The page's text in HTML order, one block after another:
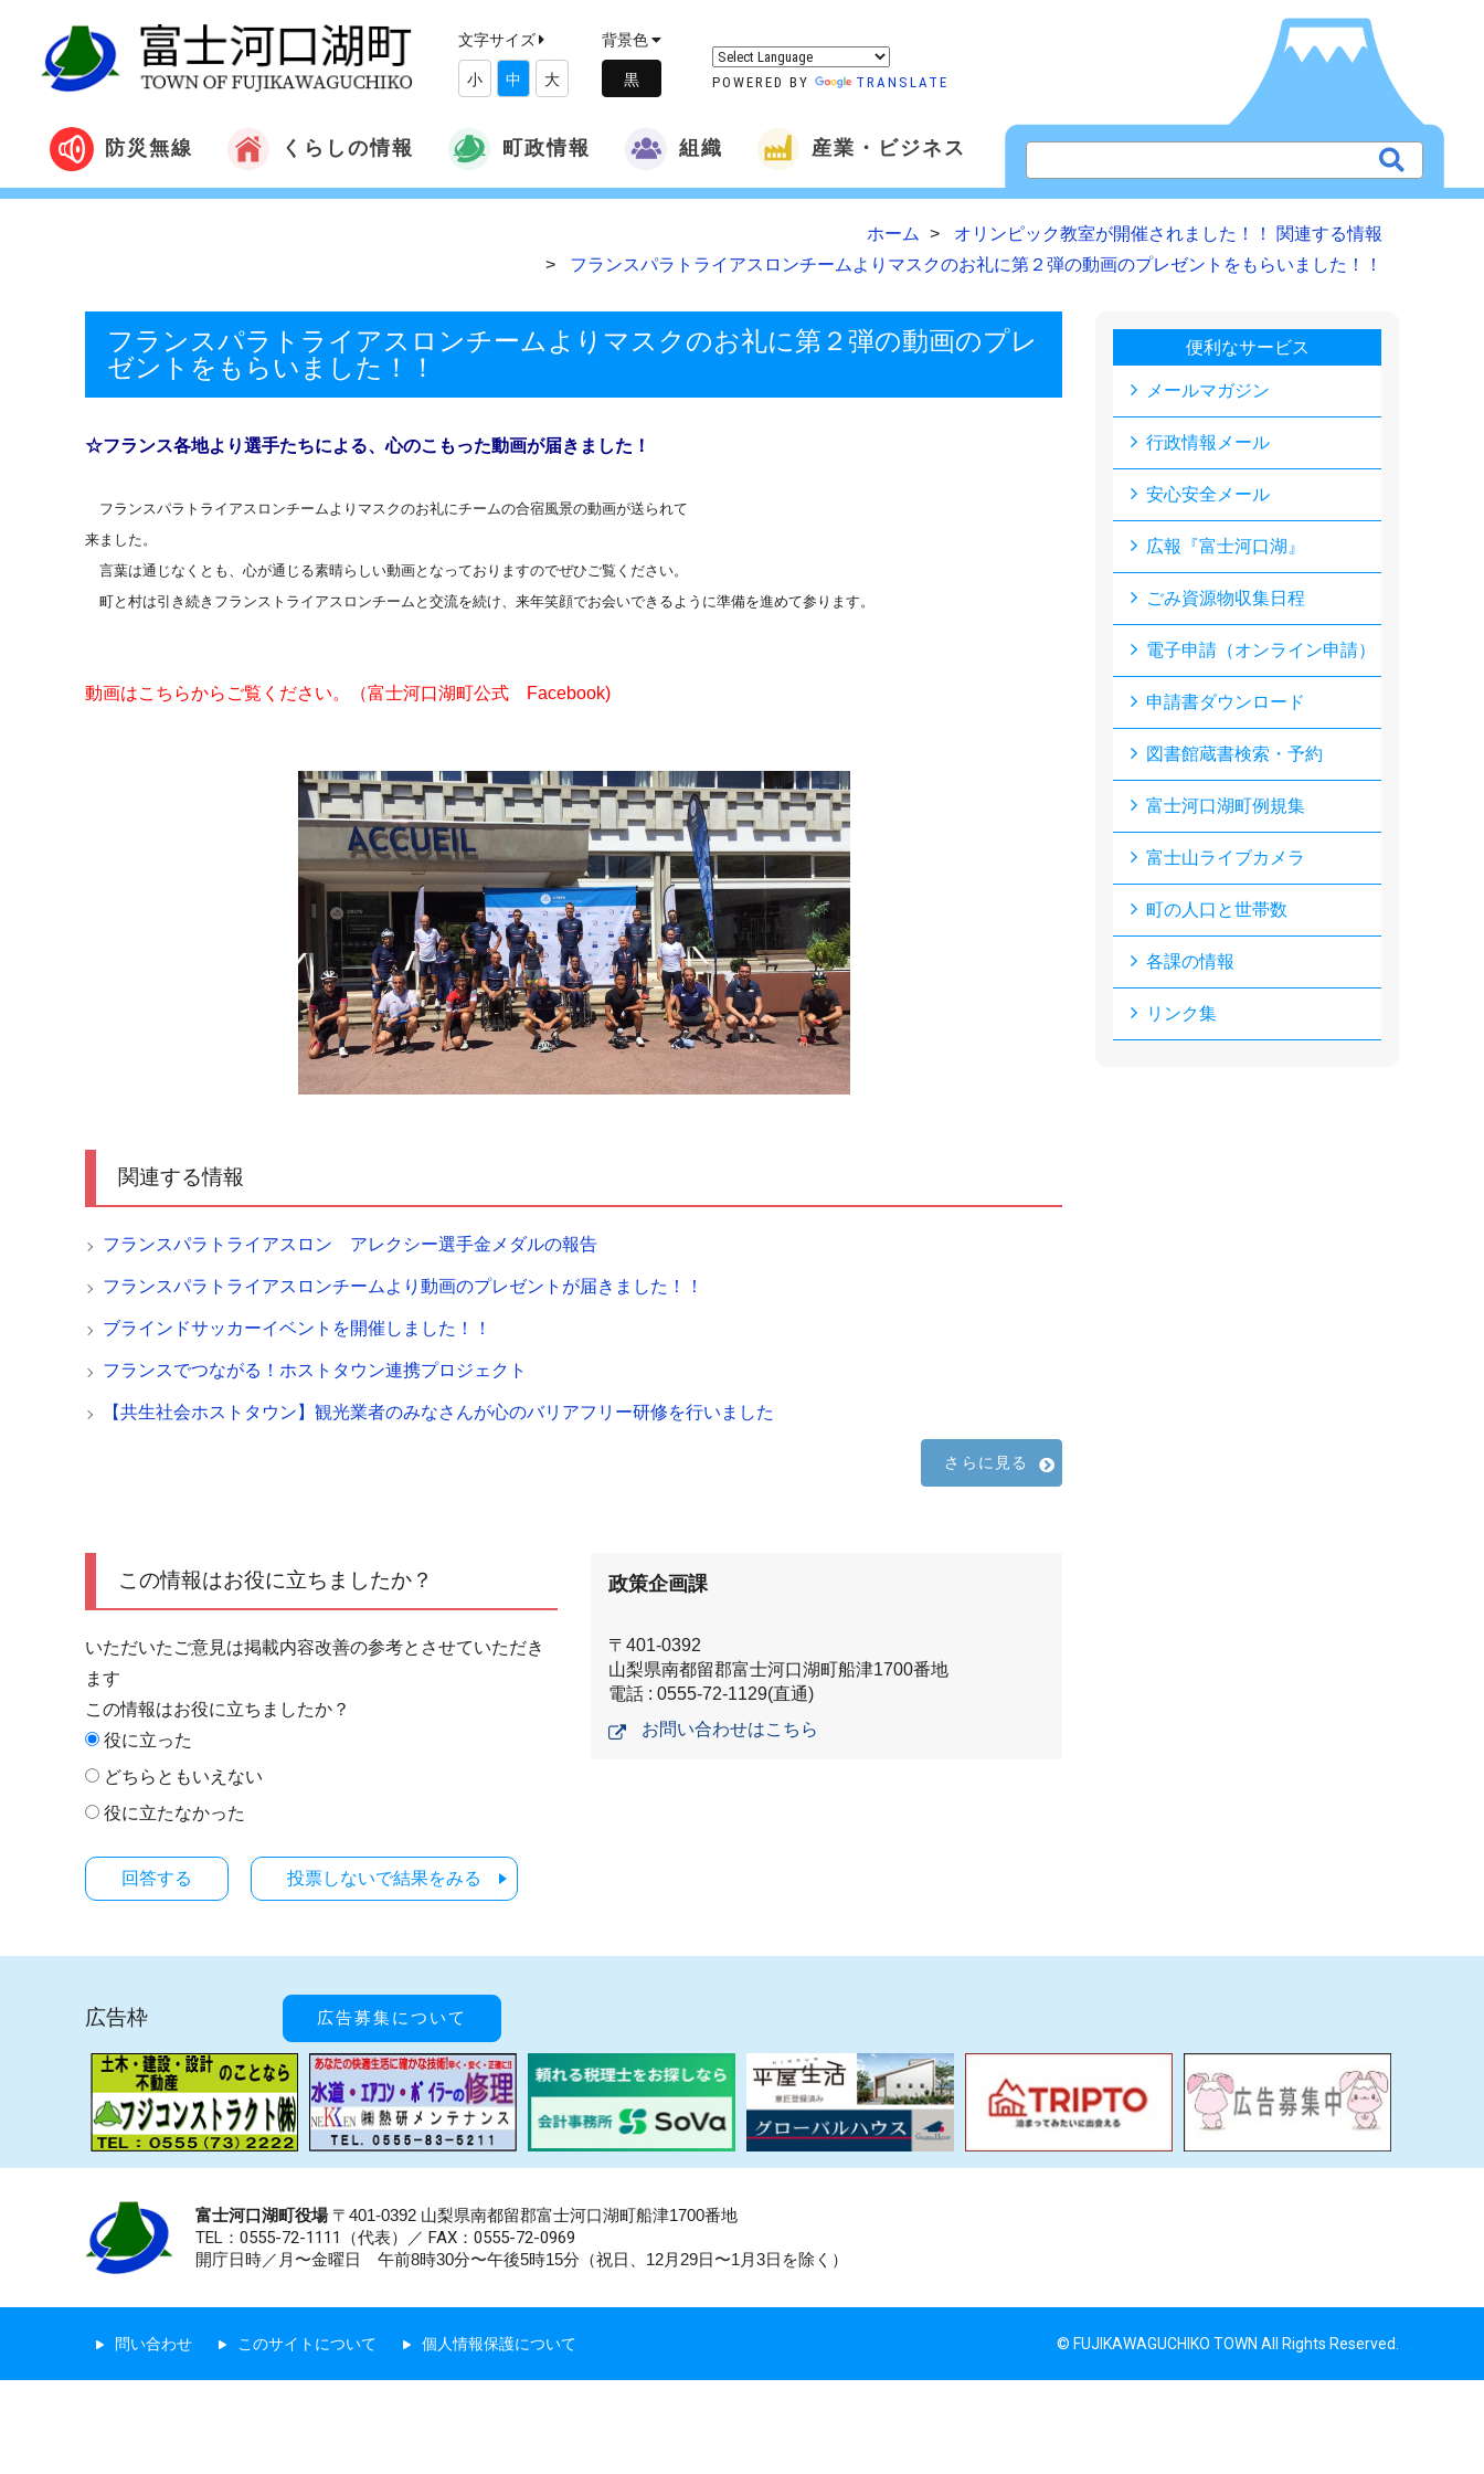
文字サイズ
小 中 大
背景色
POWERED BY TRANSLATE
防災無線 くらしの情報 町政情報 組織 産業・ビジネス
ホーム
オリンピック教室が開催されました！！ 関連する情報
フランスパラトライアスロンチームよりマスクのお礼に第２弾の動画のプレゼントをもらいました！！
フランスパラトライアスロンチームよりマスクのお礼に第２弾の動画のプレ
ゼントをもらいました！！
☆フランス各地より選手たちによる、心のこもった動画が届きました！
フランスパラトライアスロンチームよりマスクのお礼にチームの合宿風景の動画が送られて
来ました。
言葉は通じなくとも、心が通じる素晴らしい動画となっておりますのでぜひご覧ください。
町と村は引き続きフランストライアスロンチームと交流を続け、来年笑顔でお会いできるように準備を進めて参ります。
動画はこちらからご覧ください。（富士河口湖町公式 Facebook)
関連する情報
フランスパラトライアスロン アレクシー選手金メダルの報告
フランスパラトライアスロンチームより動画のプレゼントが届きました！！
ブラインドサッカーイベントを開催しました！！
フランスでつながる！ホストタウン連携プロジェクト
【共生社会ホストタウン】観光業者のみなさんが心のバリアフリー研修を行いました
さらに見る
この情報はお役に立ちましたか？
いただいたご意見は掲載内容改善の参考とさせていただき
ます
この情報はお役に立ちましたか？
役に立った
どちらともいえない
役に立たなかった
投票しないで結果をみる
政策企画課
〒401-0392
山梨県南都留郡富士河口湖町船津1700番地
電話 : 0555-72-1129(直通)
お問い合わせはこちら
便利なサービス
メールマガジン
行政情報メール
安心安全メール
広報『富士河口湖』
ごみ資源物収集日程
電子申請（オンライン申請）
申請書ダウンロード
図書館蔵書検索・予約
富士河口湖町例規集
富士山ライブカメラ
町の人口と世帯数
各課の情報
リンク集
広告枠 広告募集について
富士河口湖町役場〒401-0392 山梨県南都留郡富士河口湖町船津1700番地
TEL：0555-72-1111 （代表）／ FAX：0555-72-0969
開庁日時／月〜金曜日 午前8時30分〜午後5時15分（祝日、12月29日〜1月3日を除く）
問い合わせ このサイトについて 個人情報保護について © FUJIKAWAGUCHIKO TOWN All Rights Reserved.